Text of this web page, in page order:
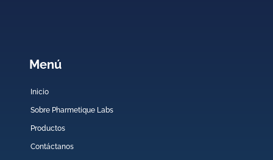
Menú
Inicio
Sobre Pharmetique Labs
Productos
Contáctanos